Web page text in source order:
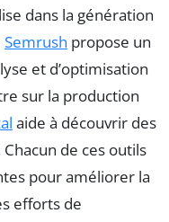
dans la génération
Semrush propose un
et d’optimisation
sur la production
aide à découvrir des
de ces outils
pour améliorer la
efforts de